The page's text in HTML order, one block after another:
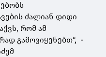
ძალიან დიდი
რომ ამ
გამოვიყენებთ“, -